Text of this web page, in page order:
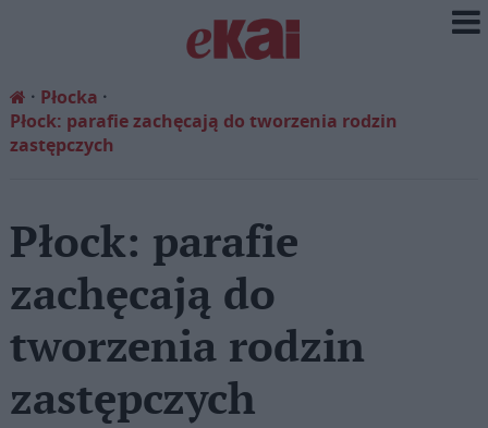
Płocka
Płock: parafie zachęcają do tworzenia rodzin
zastępczych
Płock: parafie
zachęcają do
tworzenia rodzin
zastępczych